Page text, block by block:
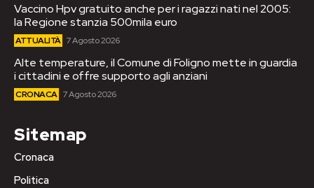
Vaccino Hpv gratuito anche per i ragazzi nati nel 2005:
la Regione stanzia 500mila euro
ATTUALITÀ 7 Agosto 2026
Alte temperature, il Comune di Foligno mette in guardia
i cittadini e offre supporto agli anziani
CRONACA 7 Agosto 2026
Sitemap
Cronaca
Politica